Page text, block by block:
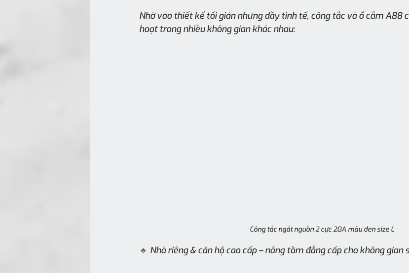
Nhờ vào thiết kế tối giản nhưng đầy tinh tế, công tắc và ổ cắm A88
hoạt trong nhiều không gian khác nhau:
Công tắc ngắt nguồn 2 cực 20A màu đen size L
🔹 Nhà riêng & căn hộ cao cấp – nâng tầm đẳng cấp cho không gian